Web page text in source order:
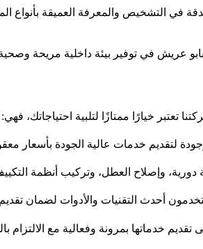
في التشخيص والمعرفة العميقة بأنواع
عريش في توفير بيئة داخلية مريحة
خيارًا ممتازًا لتلبية احتياجاتك، فهي:
لتقديم خدمات عالية الجودة بأسعار
وإصلاح العطل، وتركيب أنظمة
أحدث التقنيات والأدوات لضمان
خدماتها بمرونة وفعالية مع الالتزام